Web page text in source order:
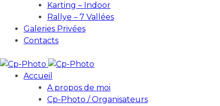
Karting – Indoor
Rallye – 7 Vallées
Galeries Privées
Contacts
Accueil
A propos de moi
Cp-Photo / Organisateurs